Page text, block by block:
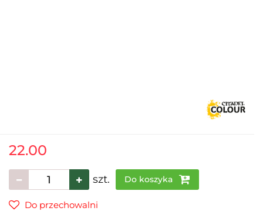
22.00
szt. Do koszyka
Do przechowalni